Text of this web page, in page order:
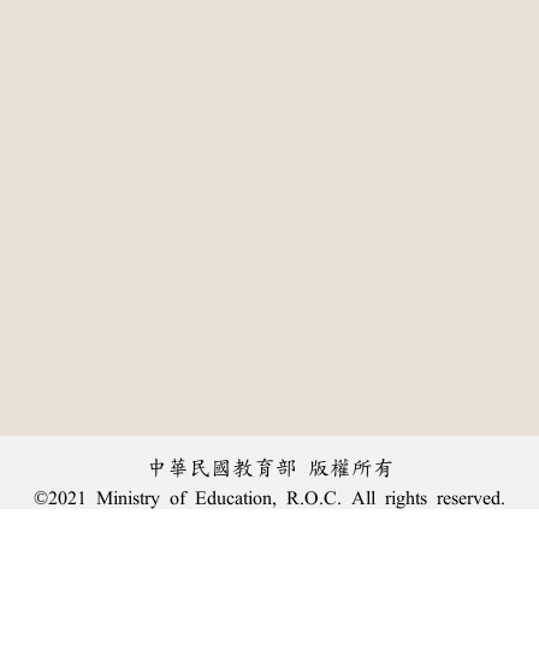
中華民國教育部 版權所有
©2021 Ministry of Education, R.O.C. All rights reserved.